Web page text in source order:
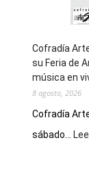
Cofradía
su Feria de
música en
8 agosto, 2026
Cofradía
sábado...